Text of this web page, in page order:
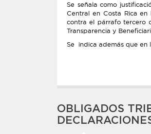
Se señala como
Central en Costa Rica
contra el párrafo tercero
Transparencia y
Se indica además que en
OBLIGADOS